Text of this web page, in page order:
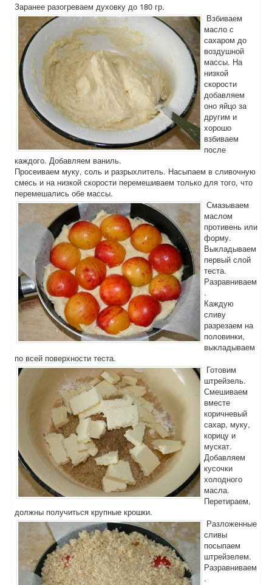
Заранее разогреваем духовку до 180 гр.
Взбиваем
масло с
сахаром до
воздушной
массы. На
низкой
скорости
добавляем
оно яйцо за
другим и
хорошо
взбиваем
после
каждого. Добавляем ваниль.
Просеиваем муку, соль и разрыхлитель. Насыпаем в сливочную
смесь и на низкой скорости перемешиваем только для того, что
перемешались обе массы.
Смазываем
маслом
противень или
форму.
Выкладываем
первый слой
теста.
Разравниваем
.
Каждую
сливу
разрезаем на
половинки,
выкладываем
по всей поверхности теста.
Готовим
штрейзель.
Смешиваем
вместе
коричневый
сахар, муку,
корицу и
мускат.
Добавляем
кусочки
холодного
масла.
Перетираем,
должны получиться крупные крошки.
Разложенные
сливы
посыпаем
штрейзелем.
Разравниваем
.